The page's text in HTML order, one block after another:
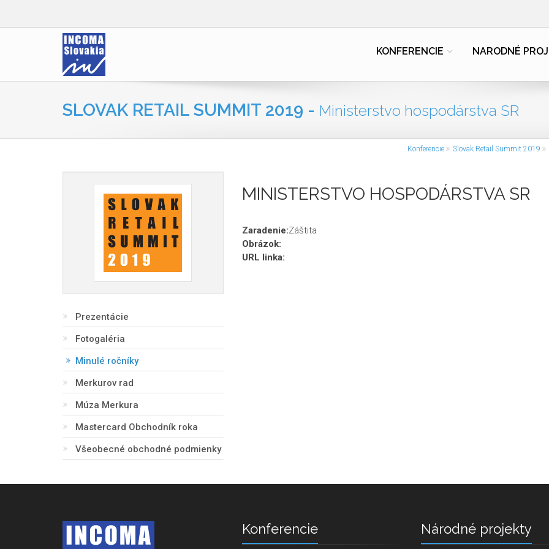
KONFERENCIE NARODNÉ
SLOVAK RETAIL SUMMIT 2019 - Ministerstvo hospodárstva SR
Konferencie Slovak Retail Summit 2019
Prezentácie
Fotogaléria
Minulé ročníky
Merkurov rad
Múza Merkura
Mastercard Obchodník roka
Všeobecné obchodné podmienky
MINISTERSTVO HOSPODÁRSTVA SR
Zaradenie:Záštita
Obrázok:
URL linka:
Konferencie Národné projekty